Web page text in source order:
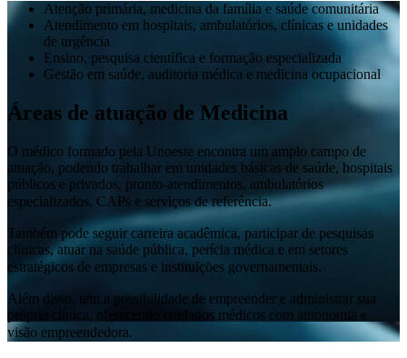
Atenção primária, medicina da família e saúde comunitária
Atendimento em hospitais, ambulatórios, clínicas e unidades
de urgência
Ensino, pesquisa científica e formação especializada
Gestão em saúde, auditoria médica e medicina ocupacional
Áreas de atuação de Medicina
O médico formado pela Unoeste encontra um amplo campo de
atuação, podendo trabalhar em unidades básicas de saúde, hospitais
públicos e privados, pronto-atendimentos, ambulatórios
especializados, CAPs e serviços de referência.
Também pode seguir carreira acadêmica, participar de pesquisas
clínicas, atuar na saúde pública, perícia médica e em setores
estratégicos de empresas e instituições governamentais.
Além disso, tem a possibilidade de empreender e administrar sua
própria clínica, oferecendo cuidados médicos com autonomia e
visão empreendedora.